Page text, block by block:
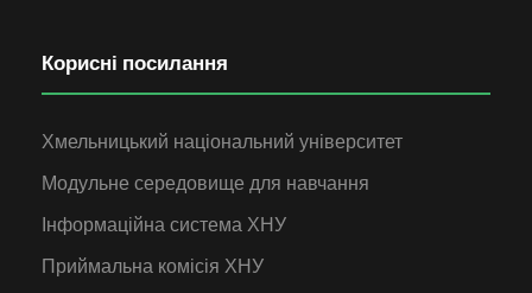
Корисні посилання
Хмельницький національний університет
Модульне середовище для навчання
Інформаційна система ХНУ
Приймальна комісія ХНУ